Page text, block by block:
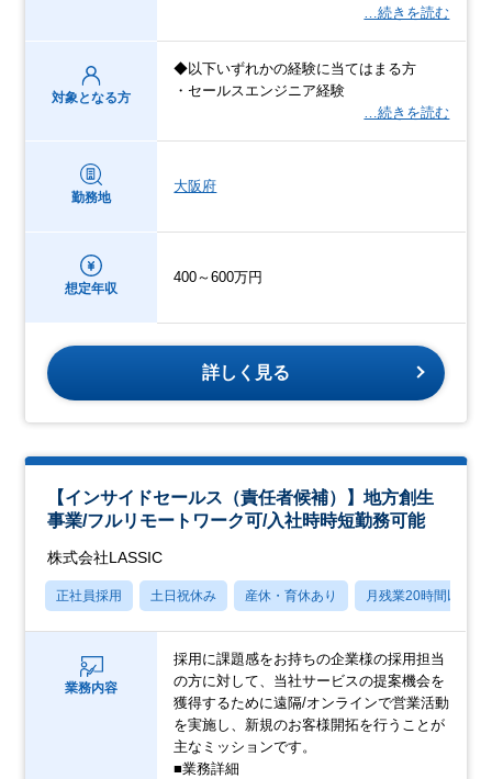
…続きを読む
対象となる方
◆以下いずれかの経験に当てはまる方
・セールスエンジニア経験
…続きを読む
勤務地
大阪府
想定年収
400～600万円
詳しく見る
【インサイドセールス（責任者候補）】地方創生
事業/フルリモートワーク可/入社時時短勤務可能
株式会社LASSIC
正社員採用 土日祝休み 産休・育休あり 月残業20時間以内
業務内容
採用に課題感をお持ちの企業様の採用担当
の方に対して、当社サービスの提案機会を
獲得するために遠隔/オンラインで営業活動
を実施し、新規のお客様開拓を行うことが
主なミッションです。
■業務詳細